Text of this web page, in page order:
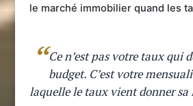
le marché immobilier quand les
Ce n’est pas votre taux qui
budget. C’est votre
laquelle le taux vient donner sa